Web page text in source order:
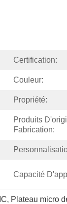
Certification:
Couleur:
Propriété:
Produits
Fabrication:
Capacité
, Plateau micro